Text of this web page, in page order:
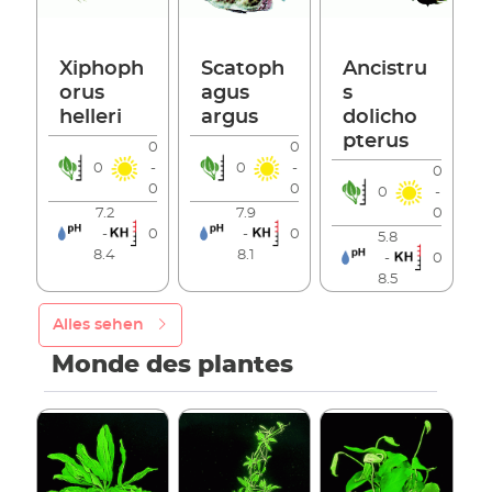
Xiphoph
orus
helleri
0
0
-
0
7.2
-
8.4
0
Scatoph
agus
argus
0
0
-
0
7.9
-
8.1
0
Ancistru
s
dolicho
pterus
0
0
-
0
5.8
-
8.5
0
Alles sehen
Monde des plantes